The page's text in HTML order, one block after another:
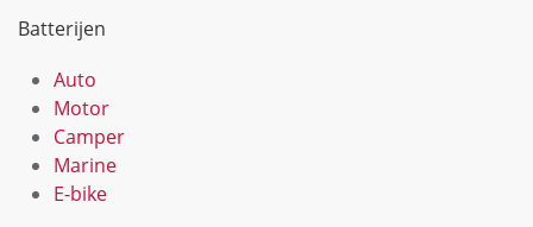
Batterijen
Auto
Motor
Camper
Marine
E-bike